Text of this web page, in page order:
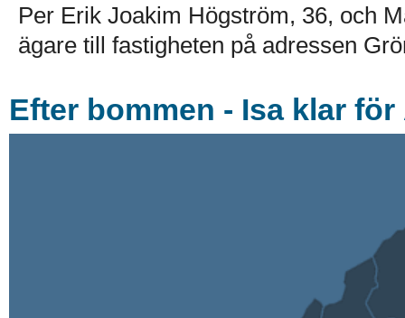
Per Erik Joakim Högström, 36, och
ägare till fastigheten på adressen
Efter bommen - Isa klar